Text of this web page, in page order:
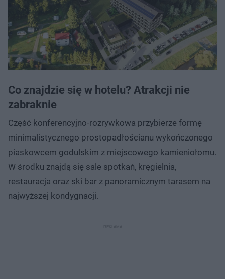
Co znajdzie się w hotelu? Atrakcji nie
zabraknie
Część konferencyjno-rozrywkowa przybierze formę
minimalistycznego prostopadłościanu wykończonego
piaskowcem godulskim z miejscowego kamieniołomu.
W środku znajdą się sale spotkań, kręgielnia,
restauracja oraz ski bar z panoramicznym tarasem na
najwyższej kondygnacji.